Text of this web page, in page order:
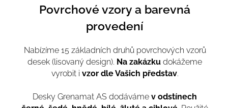
Povrchové vzory a barevná
provedení
Nabízíme 15 základních druhů povrchových vzorů
desek (lisovaný design). Na zakázku dokážeme
vyrobit i vzor dle Vašich představ.
Desky Grenamat AS dodáváme v odstínech